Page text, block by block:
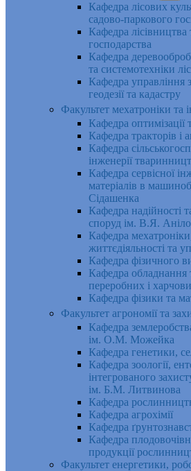
Кафедра лісових
садово-паркового
Кафедра
господарства
Кафедра
та системотехніки
Кафедра управління
геодезії та кадастру
Факультет мехатроніки та
Кафедра оптимізації
Кафедра тракторів і
Кафедра
інженерії
Кафедра cервісної
матеріалів в
Сідашенка
Кафедра надійності
споруд ім. В.Я.
Кафедра
життєдіяльності та
Кафедра фізичного
Кафедра обладнання
переробних і
Кафедра фізики та
Факультет агрономії та
Кафедра
ім. О.М. Можейка
Кафедра генетики,
Кафедра зоології,
інтегрованого
ім. Б.М. Литвинова
Кафедра
Кафедра агрохімії
Кафедра
Кафедра
продукції
Факультет енергетики,